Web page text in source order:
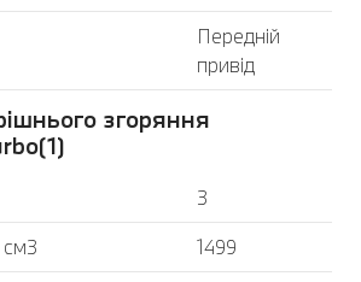
Передній
привід
згоряння
3
1499